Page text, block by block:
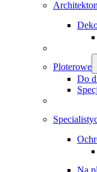
Ploterowe
Do
Na